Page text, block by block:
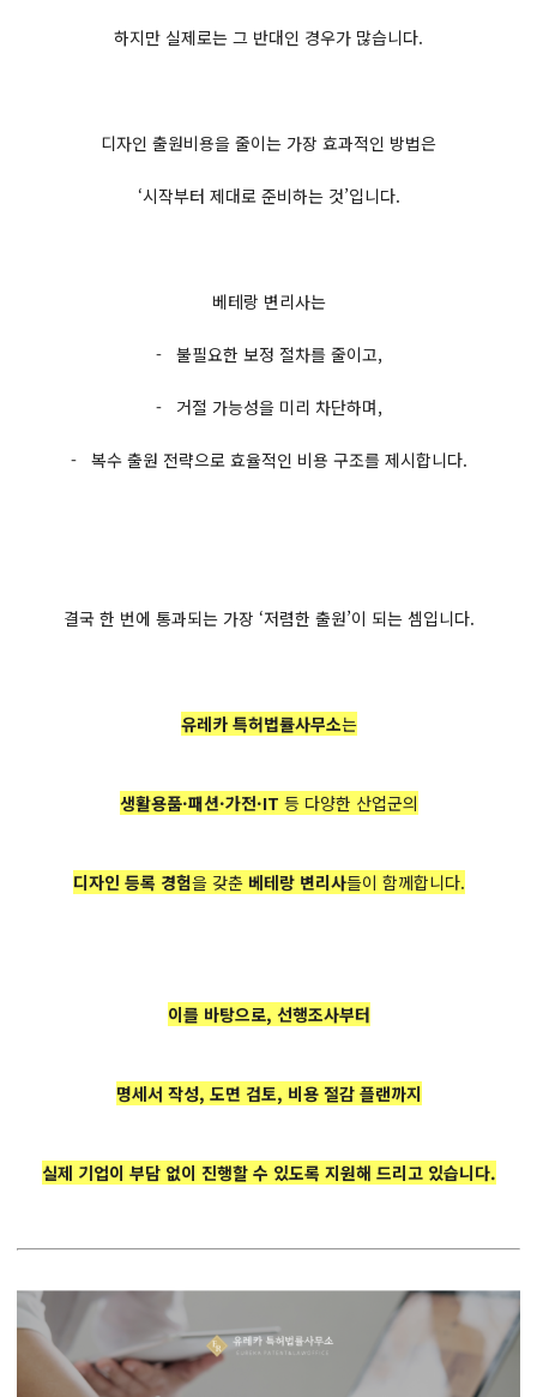
하지만 실제로는 그 반대인 경우가 많습니다.
디자인 출원비용을 줄이는 가장 효과적인 방법은
‘시작부터 제대로 준비하는 것’입니다.
베테랑 변리사는
- 불필요한 보정 절차를 줄이고,
- 거절 가능성을 미리 차단하며,
- 복수 출원 전략으로 효율적인 비용 구조를 제시합니다.
결국 한 번에 통과되는 가장 ‘저렴한 출원’이 되는 셈입니다.
유레카 특허법률사무소는
생활용품·패션·가전·IT 등 다양한 산업군의
디자인 등록 경험을 갖춘 베테랑 변리사들이 함께합니다.
이를 바탕으로, 선행조사부터
명세서 작성, 도면 검토, 비용 절감 플랜까지
실제 기업이 부담 없이 진행할 수 있도록 지원해 드리고 있습니다.